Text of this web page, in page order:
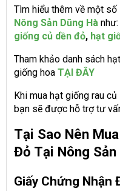
Tìm hiểu thêm về một
Nông Sản Dũng Hà như:
giống củ dền đỏ, hạt
Tham khảo danh sách
giống hoa TẠI ĐÂY
Khi mua hạt giống rau
bạn sẽ được hỗ trợ tư
Tại Sao Nên
Đỏ Tại Nông Sản
Giấy Chứng Nhận